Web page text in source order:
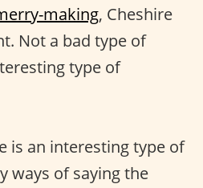
making, Cheshire
Not a bad type of
type of
is an interesting type of
ways of saying the